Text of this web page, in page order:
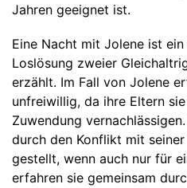
Jahren geeignet ist.
Eine Nacht mit Jolene ist
Loslösung zweier
erzählt. Im Fall von Jolene
unfreiwillig, da ihre Eltern
Zuwendung
durch den Konflikt mit
gestellt, wenn auch nur für
erfahren sie gemeinsam